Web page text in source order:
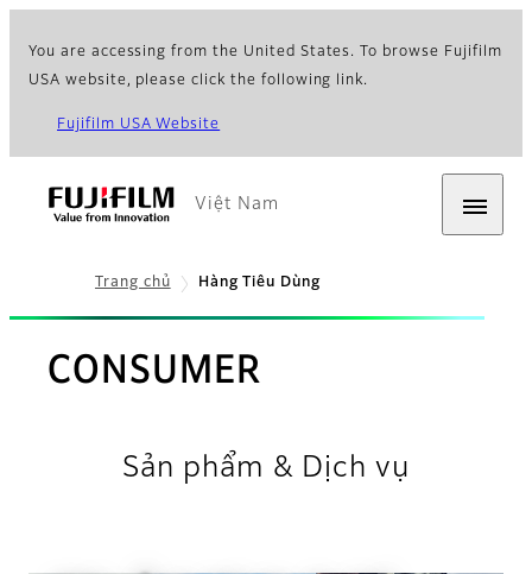
You are accessing from the United States. To browse Fujifilm
USA website, please click the following link.
Fujifilm USA Website
Việt Nam
Trang chủ Hàng Tiêu Dùng
CONSUMER
Sản phẩm & Dịch vụ